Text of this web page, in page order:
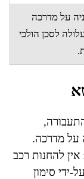
על מדרכה
לסכן הולכי
על מדרכה.
אין להחנות רכב
ידי סימון